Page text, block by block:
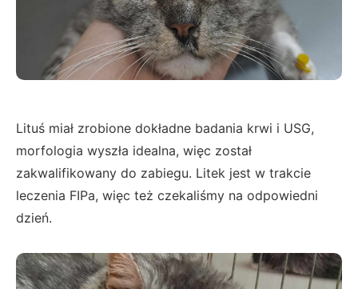
Lituś miał zrobione dokładne badania krwi i USG,
morfologia wyszła idealna, więc został
zakwalifikowany do zabiegu. Litek jest w trakcie
leczenia FIPa, więc też czekaliśmy na odpowiedni
dzień.